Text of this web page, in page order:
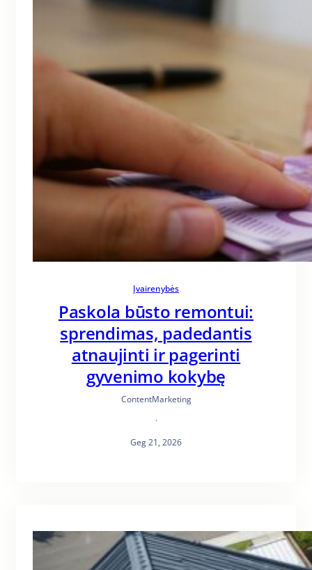
Įvairenybės
Paskola būsto remontui:
sprendimas, padedantis
atnaujinti ir pagerinti
gyvenimo kokybę
ContentMarketing
·
Geg 21, 2026